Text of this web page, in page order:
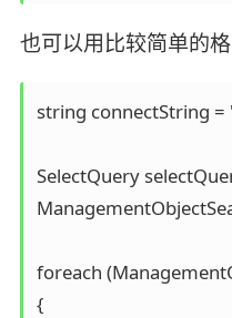
也可以用比较简单的
string connectString =
SelectQuery
foreach
{